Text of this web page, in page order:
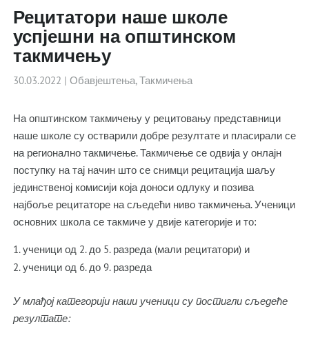
Рецитатори наше школе
успјешни на општинском
такмичењу
30.03.2022 | Обавјештења,Такмичења
На општинском такмичењу у рецитовању представници
наше школе су остварили добре резултате и пласирали се
на регионално такмичење. Такмичење се одвија у онлајн
поступку на тај начин што се снимци рецитација шаљу
јединственој комисији која доноси одлуку и позива
најбоље рецитаторе на сљедећи ниво такмичења. Ученици
основних школа се такмиче у двије категорије и то:
ученици од 2. до 5. разреда (мали рецитатори) и
ученици од 6. до 9. разреда
У млађој категорији наши ученици су постигли сљедеће
резултате: